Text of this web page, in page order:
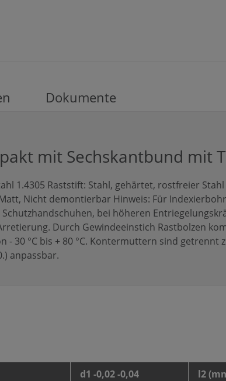
Dokumente
mit Sechskantbund mit
1.4305 Raststift: Stahl, gehärtet, rostfreier Stahl
Nicht demontierbar Hinweis: Für
bei höheren
Durch Gewindeeinstich Rastbolzen
30 °C bis + 80 °C. Kontermuttern sind getrennt
anpassbar.
d1 -0,02 -0,04 l2